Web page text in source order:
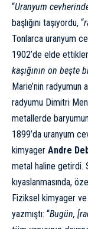
“Uranyum
başlığını taşıyordu, “
Tonlarca uranyum
1902’de elde
kaşığının on beşte
Marie’nin radyumun
radyumu Dimitri
metallerde
1899’da uranyum
kimyager Andre
metal haline getirdi.
kıyaslanmasında,
Fiziksel kimyager
yazmıştı: “Bugün,